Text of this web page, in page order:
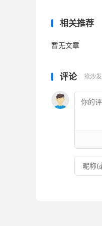
相关推荐
暂无文章
评论 抢沙发